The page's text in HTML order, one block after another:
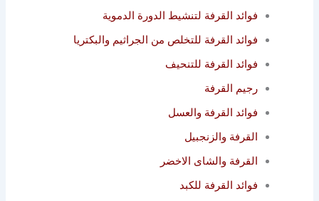
فوائد القرفة لتنشيط الدورة الدموية
فوائد القرفة للتخلص من الجراثيم والبكتريا
فوائد القرفة للتنحيف
رجيم القرفة
فوائد القرفة والعسل
القرفة والزنجبيل
القرفة والشاى الاخضر
فوائد القرفة للكبد